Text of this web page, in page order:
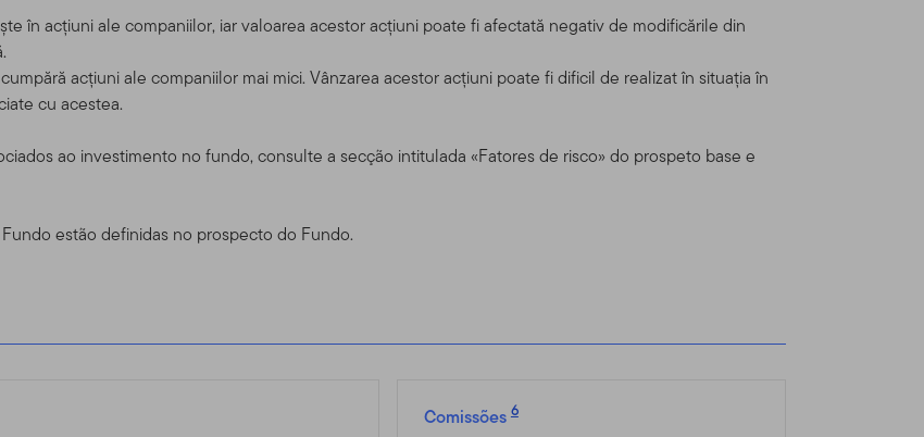
în acțiuni ale companiilor, iar valoarea acestor acțiuni poate fi afectată negativ de modificările din
acțiuni ale companiilor mai mici. Vânzarea acestor acțiuni poate fi dificil de realizat în situația în
cu acestea.
ao investimento no fundo, consulte a secção intitulada «Fatores de risco» do prospeto base e
estão definidas no prospecto do Fundo.
Comissões 6
como uma solicitação para que se compra ou se ofereça para venda um título,
para qualquer pessoa em qualquer jurisdição em que tal solicitação, oferta,
pelas leis de tal jurisdição. SE VOCÊ ESTIVER EM DÚVIDA sobre qualquer
para seu uso pessoal e não comercial, a menos que tenhamos formalmente
Unidos. Também dirigido a investidores dos produtos Franklin Templeton